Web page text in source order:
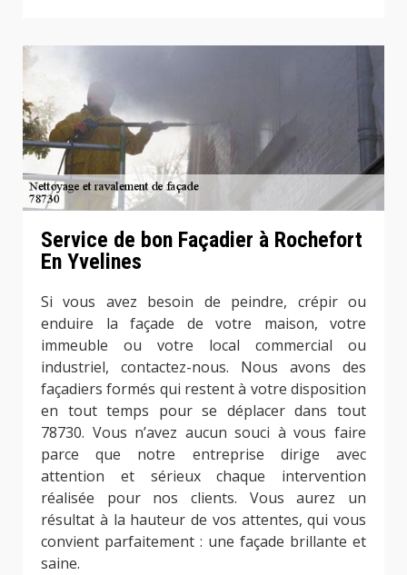
Service de bon Façadier à Rochefort
En Yvelines
Si vous avez besoin de peindre, crépir ou
enduire la façade de votre maison, votre
immeuble ou votre local commercial ou
industriel, contactez-nous. Nous avons des
façadiers formés qui restent à votre disposition
en tout temps pour se déplacer dans tout
78730. Vous n’avez aucun souci à vous faire
parce que notre entreprise dirige avec
attention et sérieux chaque intervention
réalisée pour nos clients. Vous aurez un
résultat à la hauteur de vos attentes, qui vous
convient parfaitement : une façade brillante et
saine.